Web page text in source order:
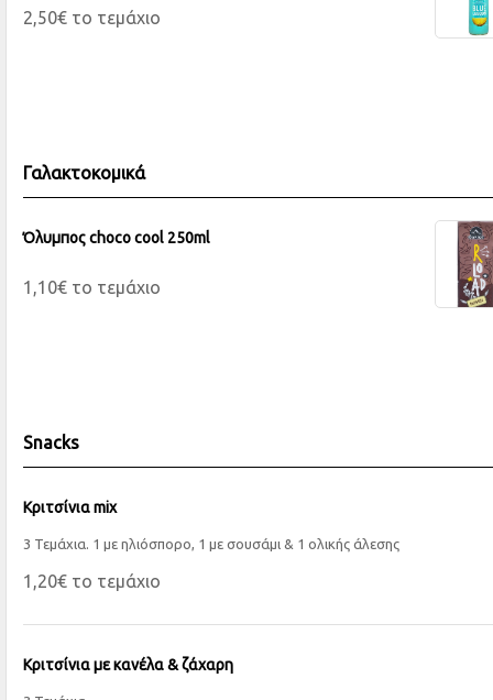
2,50€ το τεμάχιο
Γαλακτοκομικά
Όλυμπος choco cool 250ml
1,10€ το τεμάχιο
Snacks
Κριτσίνια mix
3 Τεμάχια. 1 με ηλιόσπορο, 1 με σουσάμι & 1 ολικής άλεσης
1,20€ το τεμάχιο
Κριτσίνια με κανέλα & ζάχαρη